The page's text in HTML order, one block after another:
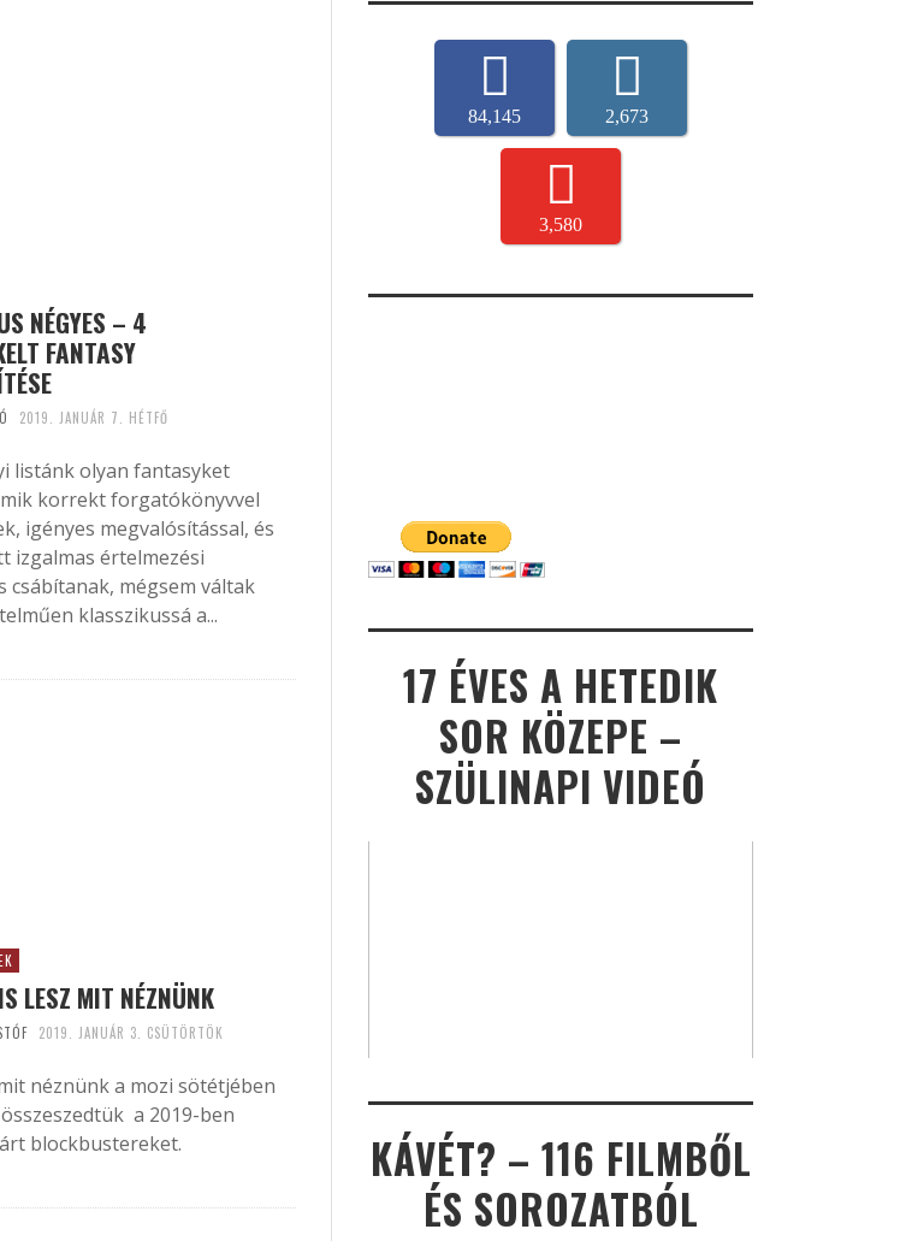
NÉGYES – 4
FANTASY
2019. JANUÁR 7. HÉTFŐ
listánk olyan fantasyket
korrekt forgatókönyvvel
igényes megvalósítással, és
izgalmas értelmezési
csábítanak, mégsem váltak
klasszikussá a...
LESZ MIT NÉZNÜNK
2019. JANUÁR 3. CSÜTÖRTÖK
néznünk a mozi sötétjében
a 2019-ben
blockbustereket.
84,145 2,673
3,580
17 ÉVES A HETEDIK
SOR KÖZEPE –
SZÜLINAPI VIDEÓ
KÁVÉT? – 116 FILMBŐL
ÉS SOROZATBÓL